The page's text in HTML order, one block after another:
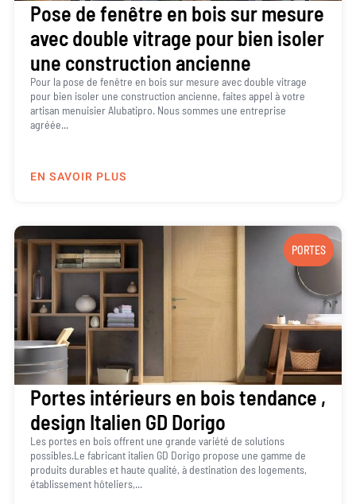
Pose de fenêtre en bois sur mesure
avec double vitrage pour bien isoler
une construction ancienne
Pour la pose de fenêtre en bois sur mesure avec double vitrage
pour bien isoler une construction ancienne, faites appel à votre
artisan menuisier Alubatipro. Nous sommes une entreprise
agréée...
EN SAVOIR PLUS
PORTES
Portes intérieurs en bois tendance ,
design Italien GD Dorigo
Les portes en bois offrent une grande variété de solutions
possibles.Le fabricant italien GD Dorigo propose une gamme de
produits durables et haute qualité, à destination des logements,
établissement hôteliers,...